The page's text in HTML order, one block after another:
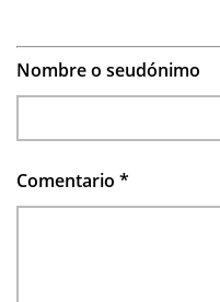
Nombre o seudónimo
Comentario *